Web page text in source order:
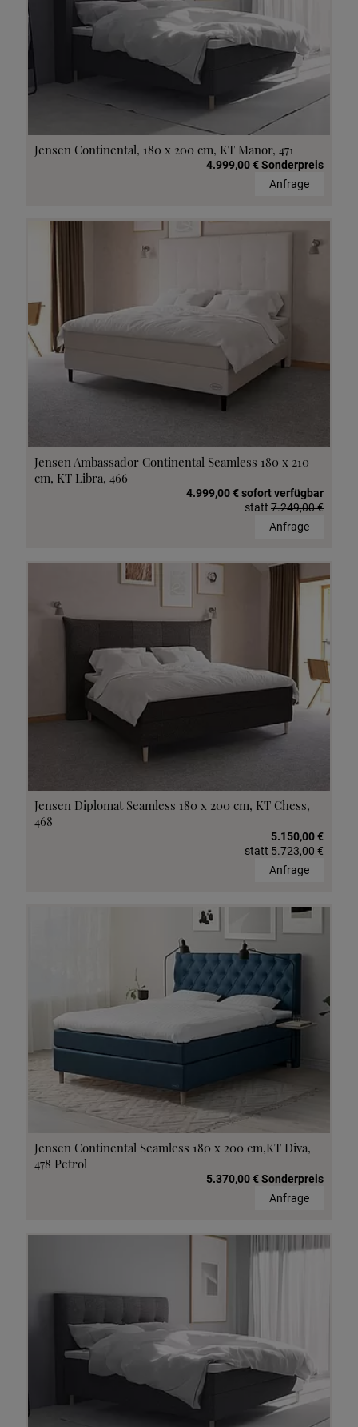
Jensen Continental, 180 x 200 cm, KT Manor, 471
4.999,00 € Sonderpreis
Anfrage
Jensen Ambassador Continental Seamless 180 x 210
cm, KT Libra, 466
4.999,00 € sofort verfügbar
statt 7.249,00 €
Anfrage
Jensen Diplomat Seamless 180 x 200 cm, KT Chess,
468
5.150,00 €
statt 5.723,00 €
Anfrage
Jensen Continental Seamless 180 x 200 cm,KT Diva,
478 Petrol
5.370,00 € Sonderpreis
Anfrage